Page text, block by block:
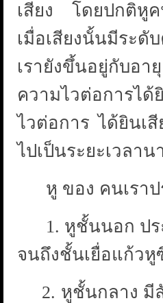
เสียง โดยปกติหูค
เมื่อเสียงนั้นมีระดั
เรายังขึ้นอยู่กับอ
ความไวต่อการไ
ไวต่อการ ได้ยินเ
ไปเป็นระยะเวลา
หู ของ คนเรา
1. หูชั้นนอก ประ
จนถึงชั้นเยื่อแก้ว
2. หูชั้นกลาง มีลั